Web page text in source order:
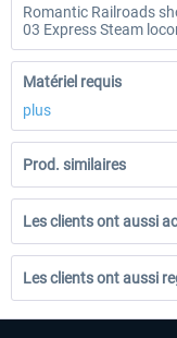
Romantic Railroads
03 Express Steam
Matériel requis
plus
Prod. similaires
Les clients ont aussi
Les clients ont aussi